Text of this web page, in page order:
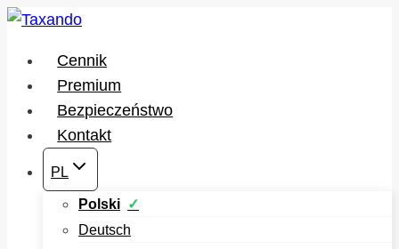
Przejdź
treści
Cennik
Premium
Bezpieczeństwo
Kontakt
PL
Polski
Deutsch